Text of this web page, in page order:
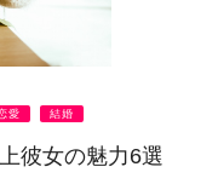
愛 結婚
彼女の魅力6選